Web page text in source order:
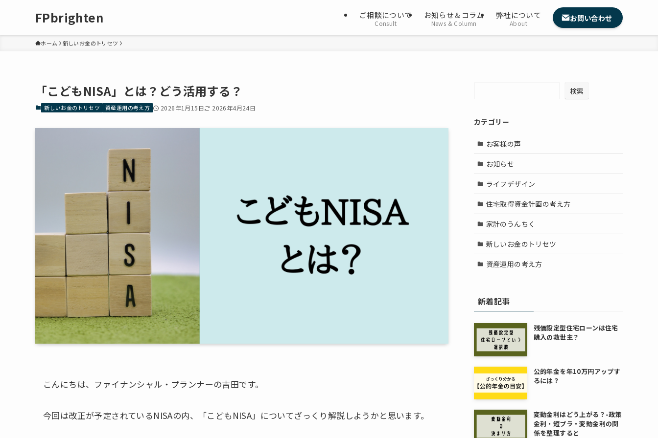
FPbrighten ご相談について
Consult
お知らせ＆コラム
News & Column
弊社について
About
お問い合わせ
ホーム 新しいお金のトリセツ
「こどもNISA」とは？どう活用する？
新しいお金のトリセツ 資産運用の考え方 2026年1月15日 2026年4月24日
こんにちは、ファイナンシャル・プランナーの吉田です。
今回は改正が予定されているNISAの内、「こどもNISA」についてざっくり解説しようかと思います。
検索
カテゴリー
お客様の声
お知らせ
ライフデザイン
住宅取得資金計画の考え方
家計のうんちく
新しいお金のトリセツ
資産運用の考え方
新着記事
残価設定型住宅ローンは住宅
購入の救世主？
公的年金を年10万円アップす
るには？
変動金利はどう上がる？-政策
金利・短プラ・変動金利の関
係を整理すると